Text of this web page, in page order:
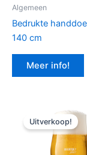
Algemeen
Bedrukte
140 cm
Meer info!
Uitverkoop!